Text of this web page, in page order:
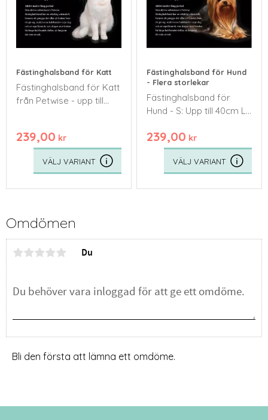
Omdömen
Du
Bli den första att lämna ett omdöme.
Fästinghalsband för Katt
​Fästinghalsband för Katt
från Petwise - upp till
239,00 kr
Fästinghalsband för Hund
- Flera storlekar
​Fästinghalsband för
Hund - S: Upp till 40cm L:
239,00 kr